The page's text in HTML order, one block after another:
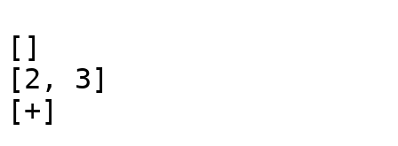
[]
[2, 3]
[+]